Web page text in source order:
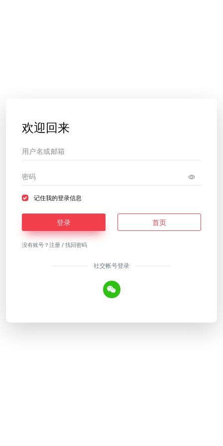
欢迎回来
记住我的登录信息
登录 首页
没有账号？ 注册 / 找回密码
社交帐号登录